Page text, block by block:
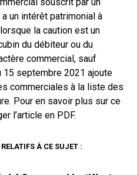
un intérêt patrimonial à
la caution est un
du débiteur ou du
commercial, sauf
15 septembre 2021 ajoute
commerciales à la liste des
Pour en savoir plus sur ce
l’article en PDF.
À CE SUJET :